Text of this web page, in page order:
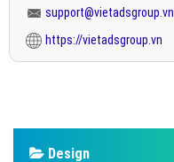
support@vietadsgroup.vn
https://vietadsgroup.vn